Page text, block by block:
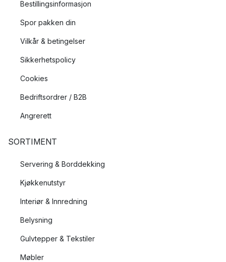
Bestillingsinformasjon
Spor pakken din
Vilkår & betingelser
Sikkerhetspolicy
Cookies
Bedriftsordrer / B2B
Angrerett
SORTIMENT
Servering & Borddekking
Kjøkkenutstyr
Interiør & Innredning
Belysning
Gulvtepper & Tekstiler
Møbler